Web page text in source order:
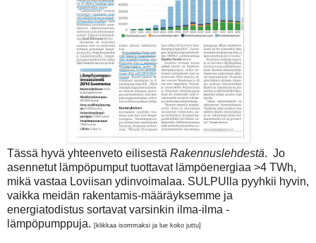
Tässä hyvä yhteenveto eilisestä Rakennuslehdestä. Jo
asennetut lämpöpumput tuottavat lämpöenergiaa >4 TWh,
mikä vastaa Loviisan ydinvoimalaa. SULPUlla pyyhkii hyvin,
vaikka meidän rakentamis-määräyksemme ja
energiatodistus sortavat varsinkin ilma-ilma -
lämpöpumppuja. [klikkaa isommaksi ja lue koko juttu]